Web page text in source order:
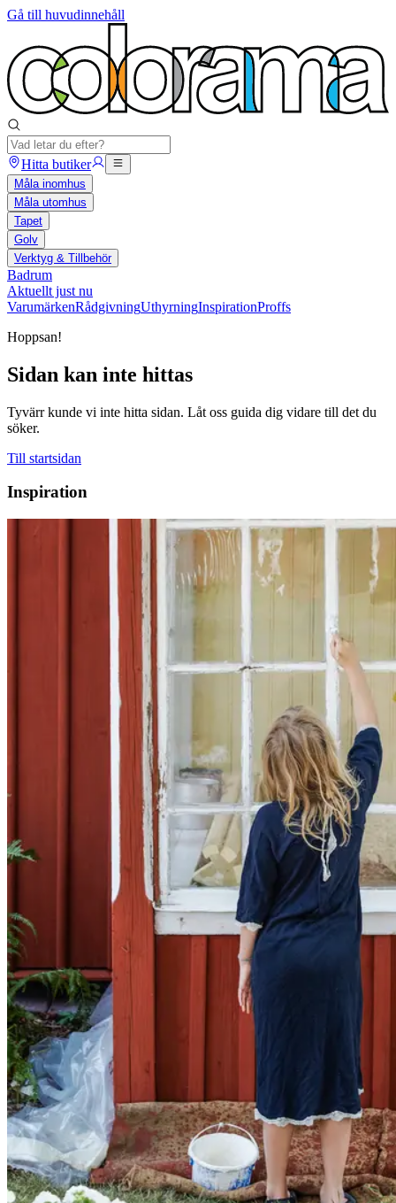
Gå till huvudinnehåll
Hitta butiker
Måla inomhus
Måla utomhus
Tapet
Golv
Verktyg & Tillbehör
Badrum
Aktuellt just nu
VarumärkenRådgivningUthyrningInspirationProffs
Hoppsan!
Sidan kan inte hittas
Tyvärr kunde vi inte hitta sidan. Låt oss guida dig vidare till det du
söker.
Till startsidan
Inspiration